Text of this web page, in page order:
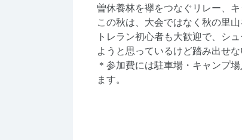
曽休養林を襷をつなぐリレー、
この秋は、大会ではなく秋の里
トレラン初心者も大歓迎で、シ
ようと思っているけど踏み出せ
＊参加費には駐車場・キャンプ
ます。